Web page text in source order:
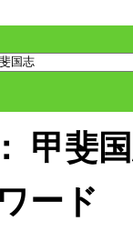
甲斐
ード